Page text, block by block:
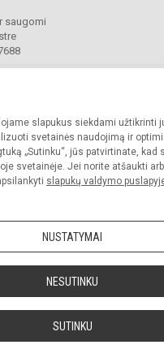
slapukus siekdami užtikrinti
svetainės naudojimą ir
„Sutinku“, jūs patvirtinate, kad
svetainėje. Jei norite atšaukti
slapukų valdymo
NUSTATYMAI
NESUTINKU
SUTINKU
saugomi
meno ir sporto mokykla. Visos
raštiško mokyklos sutikimo griežtai
paraiška Slapukų
atnaujinti